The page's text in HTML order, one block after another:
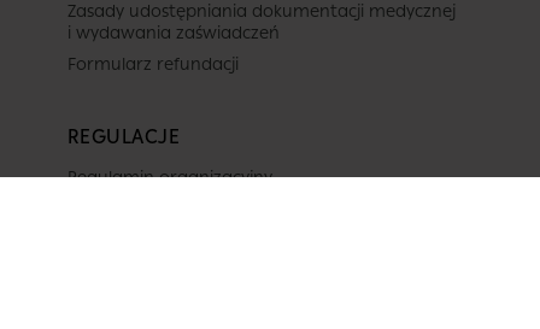
Zasady udostępniania dokumentacji medycznej
i wydawania zaświadczeń
Formularz refundacji
REGULACJE
Regulamin organizacyjny